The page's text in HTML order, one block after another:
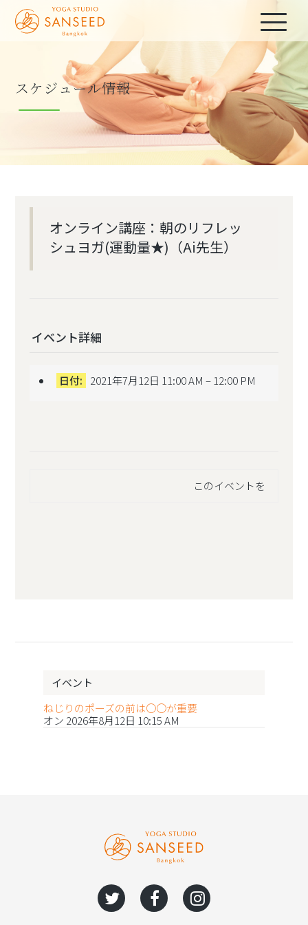
スケジュール情報
オンライン講座：朝のリフレッ
シュヨガ(運動量★)（Ai先生）
イベント詳細
日付: 2021年7月12日 11:00 AM – 12:00 PM
このイベントを
イベント
ねじりのポーズの前は〇〇が重要
オン 2026年8月12日 10:15 AM